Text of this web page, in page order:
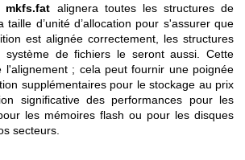
mkfs.fat alignera toutes les structures de
taille d’unité d’allocation pour s'assurer que
est alignée correctement, les structures
système de fichiers le seront aussi. Cette
l'alignement ; cela peut fournir une poignée
supplémentaires pour le stockage au prix
significative des performances pour les
les mémoires flash ou pour les disques
secteurs.